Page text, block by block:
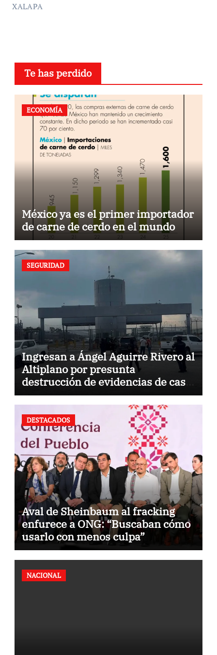
XALAPA
Te has perdido
ECONOMÍA
México ya es el primer importador
de carne de cerdo en el mundo
SEGURIDAD
Ingresan a Ángel Aguirre Rivero al
Altiplano por presunta
destrucción de evidencias de caso
Ayotzinapa
DESTACADOS
Aval de Sheinbaum al fracking
enfurece a ONG: “Buscaban cómo
usarlo con menos culpa”
NACIONAL